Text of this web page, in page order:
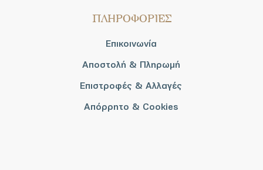
ΠΛΗΡΟΦΟΡΙΕΣ
Επικοινωνία
Αποστολή & Πληρωμή
Επιστροφές & Αλλαγές
Απόρρητο & Cookies